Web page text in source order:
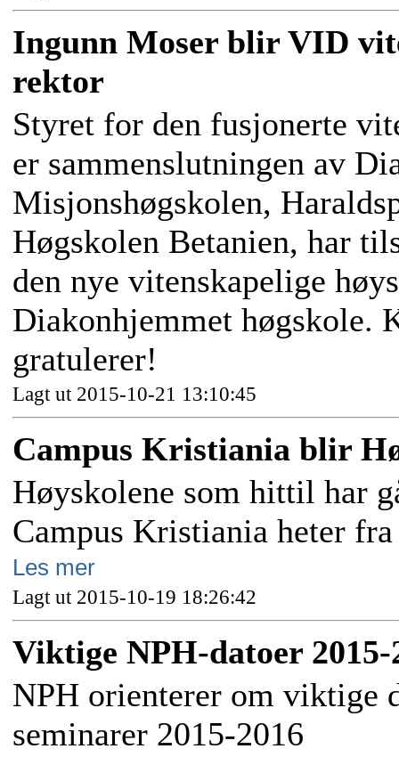
Ingunn Moser blir VID
rektor
Styret for den fusjonerte
er sammenslutningen av
Misjonshøgskolen,
Høgskolen Betanien, har
den nye vitenskapelige
Diakonhjemmet høgskole.
gratulerer!
Lagt ut 2015-10-21 13:10:45
Campus Kristiania blir
Høyskolene som hittil har
Campus Kristiania heter
Les mer
Lagt ut 2015-10-19 18:26:42
Viktige NPH-datoer 2015-
NPH orienterer om viktige
seminarer 2015-2016